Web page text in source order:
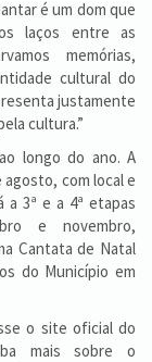
é um dom que
laços entre as
memórias,
cultural do
justamente
cultura.”
longo do ano. A
agosto, com local e
a 3ª e a 4ª etapas
e novembro,
Cantata de Natal
do Município em
o site oficial do
mais sobre o